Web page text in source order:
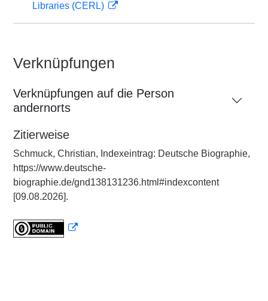
Libraries (CERL)
Verknüpfungen
Verknüpfungen auf die Person
andernorts
Zitierweise
Schmuck, Christian, Indexeintrag: Deutsche Biographie,
https://www.deutsche-
biographie.de/gnd138131236.html#indexcontent
[09.08.2026].